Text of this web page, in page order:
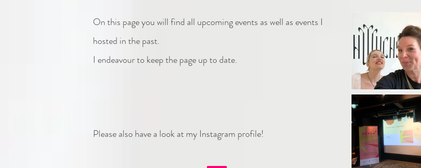
On this page you will find all upcoming events as well as events I
hosted in the past.
I endeavour to keep the page up to date.
Please also have a look at my Instagram profile!